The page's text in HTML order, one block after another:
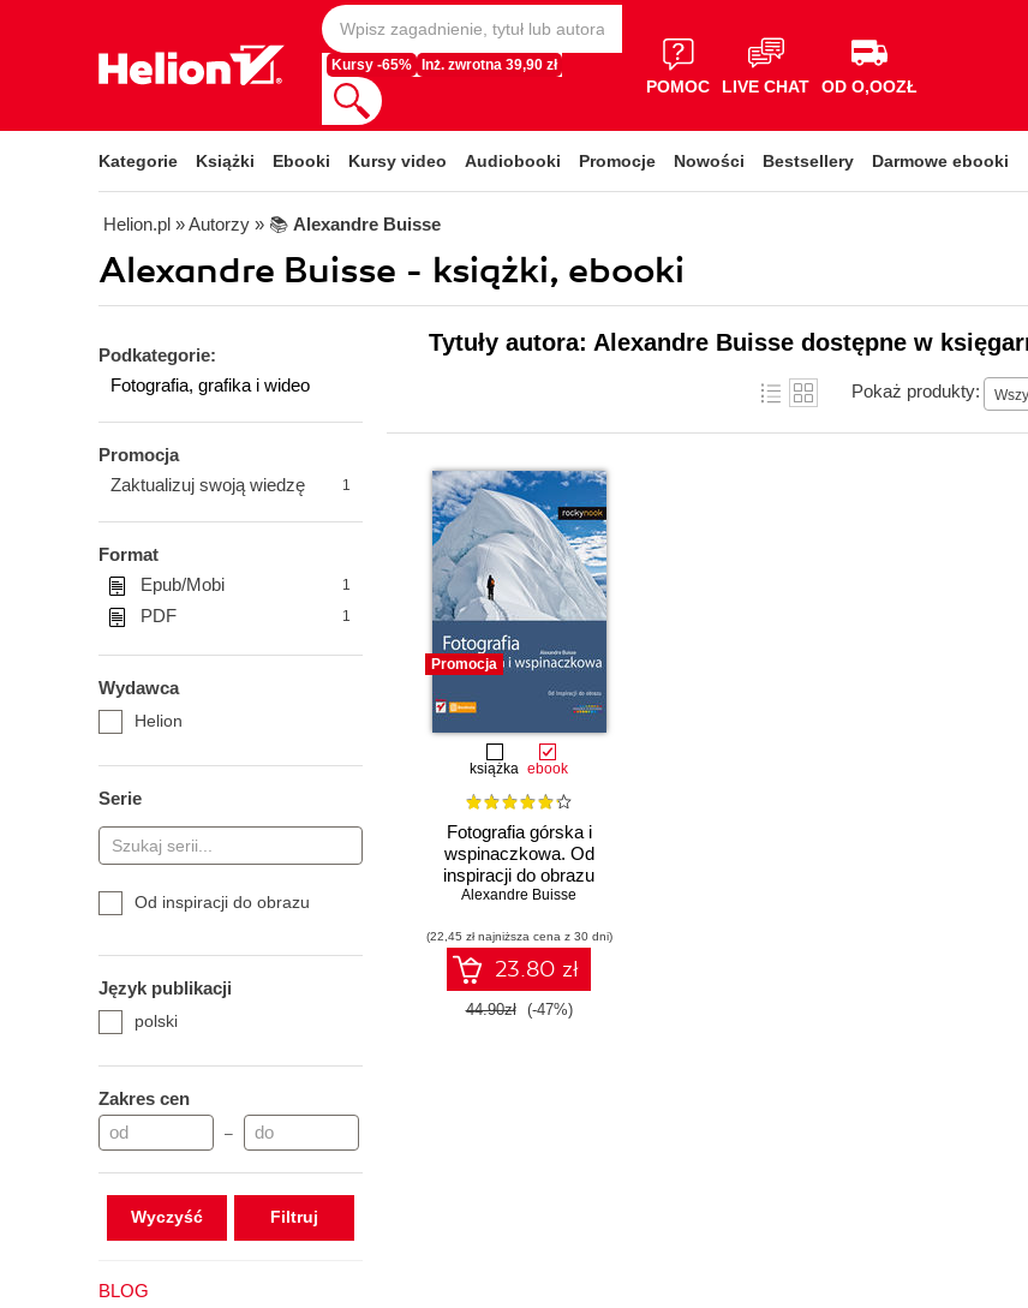
Kursy -65% Inż. zwrotna 39,90 zł
POMOC LIVE CHAT OD O,OOZŁ
Kategorie Książki Ebooki Kursy video Audiobooki Promocje Nowości Bestsellery Darmowe ebooki
Helion.pl » Autorzy » 📚 Alexandre Buisse
Alexandre Buisse - książki, ebooki
Podkategorie:
Fotografia, grafika i wideo
Promocja
Zaktualizuj swoją wiedzę
1
Format
Epub/Mobi
1
PDF 1
Wydawca
Helion
Serie
Od inspiracji do obrazu
Język publikacji
polski
Zakres cen
–
Wyczyść
BLOG
Tytuły autora: Alexandre Buisse dostępne w
Pokaż produkty:
Promocja
książka ebook
Fotografia górska i
wspinaczkowa. Od
inspiracji do obrazu
Alexandre Buisse
(22,45 zł najniższa cena z 30 dni)
23.80 zł
44.90zł (-47%)